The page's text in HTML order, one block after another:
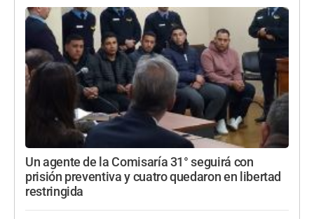
Un agente de la Comisaría 31° seguirá con
prisión preventiva y cuatro quedaron en libertad
restringida